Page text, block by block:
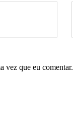
vez que eu comentar.